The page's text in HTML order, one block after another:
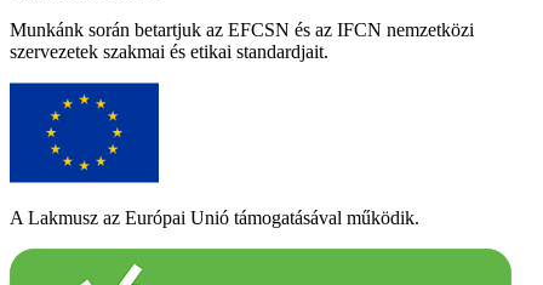
Munkánk során betartjuk az EFCSN és az IFCN nemzetközi
szervezetek szakmai és etikai standardjait.
A Lakmusz az Európai Unió támogatásával működik.